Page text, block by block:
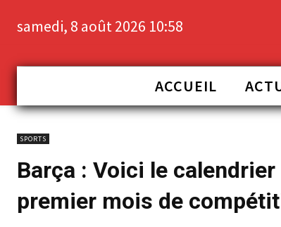
samedi, 8 août 2026 10:58
ACCUEIL
SPORTS
Barça : Voici le
premier mois de